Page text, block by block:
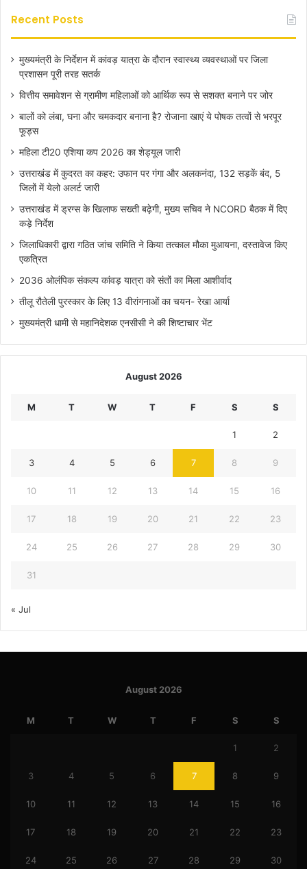
Recent Posts
मुख्यमंत्री के निर्देशन में कांवड़ यात्रा के दौरान स्वास्थ्य व्यवस्थाओं पर जिला
प्रशासन पूरी तरह सतर्क
वित्तीय समावेशन से ग्रामीण महिलाओं को आर्थिक रूप से सशक्त बनाने पर जोर
बालों को लंबा, घना और चमकदार बनाना है? रोजाना खाएं ये पोषक तत्वों से भरपूर
फूड्स
महिला टी20 एशिया कप 2026 का शेड्यूल जारी
उत्तराखंड में कुदरत का कहर: उफान पर गंगा और अलकनंदा, 132 सड़कें बंद, 5
जिलों में येलो अलर्ट जारी
उत्तराखंड में ड्रग्स के खिलाफ सख्ती बढ़ेगी, मुख्य सचिव ने NCORD बैठक में दिए
कड़े निर्देश
जिलाधिकारी द्वारा गठित जांच समिति ने किया तत्काल मौका मुआयना, दस्तावेज किए
एकत्रित
2036 ओलंपिक संकल्प कांवड़ यात्रा को संतों का मिला आशीर्वाद
तीलू रौतेली पुरस्कार के लिए 13 वीरांगनाओं का चयन- रेखा आर्या
मुख्यमंत्री धामी से महानिदेशक एनसीसी ने की शिष्टाचार भेंट
August 2026
M T W T F S S
1 2
3 4 5 6 7 8 9
10 11 12 13 14 15 16
17 18 19 20 21 22 23
24 25 26 27 28 29 30
31
« Jul
August 2026
M T W T F S S
1 2
3 4 5 6 7 8 9
10 11 12 13 14 15 16
17 18 19 20 21 22 23
24 25 26 27 28 29 30